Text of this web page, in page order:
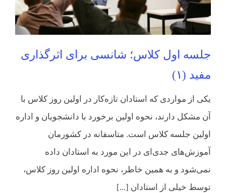
جلسه اول کلاس؛ شانسی برای اثرگذاری
مفید (۱)
‎‎یکی از مواردی که استادان تازه‌کار در اولین روز کلاس با
آن مشکل دارند، نحوه اولین برخورد با دانشجویان و اداره
اولین جلسه کلاس است. متاسفانه در کشورمان
آموزش‌های جدی‌ای در این مورد به استادان داده
نمی‌شود و به همین خاطر، نحوه اداره اولین روز کلاس،
توسط خیلی از استادان [...]